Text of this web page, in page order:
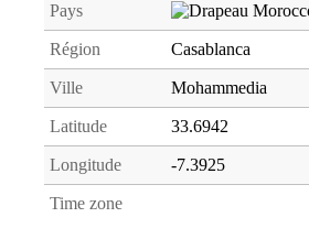
Pays
Région Casablanca
Ville Mohammedia
Latitude 33.6942
Longitude -7.3925
Time zone